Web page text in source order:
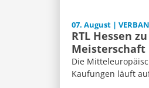
07. August |
RTL Hessen
Meisterschaft
Die
Kaufungen läuft